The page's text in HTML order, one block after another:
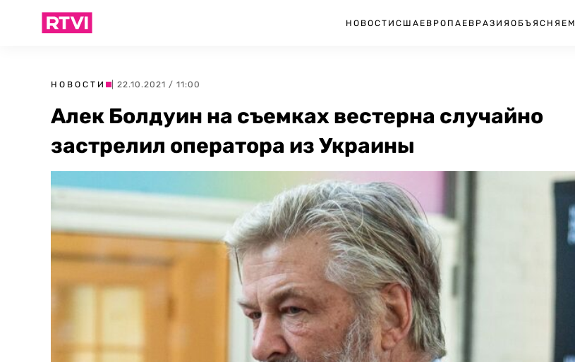
НОВОСТИ США ЕВРОПА ЕВРАЗИЯ ОБЪЯСНЯЕМ
НОВОСТИ | 22.10.2021 / 11:00
Алек Болдуин на съемках вестерна случайно
застрелил оператора из Украины